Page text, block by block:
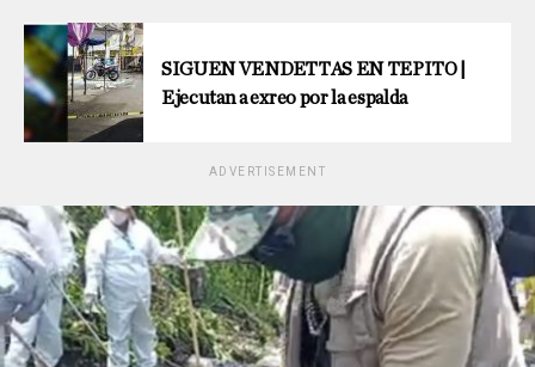
SIGUEN VENDETTAS EN TEPITO |
Ejecutan a exreo por la espalda
ADVERTISEMENT